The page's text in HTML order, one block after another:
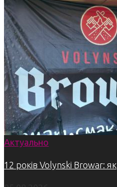
Актуально
12 років Volynski Browar: як